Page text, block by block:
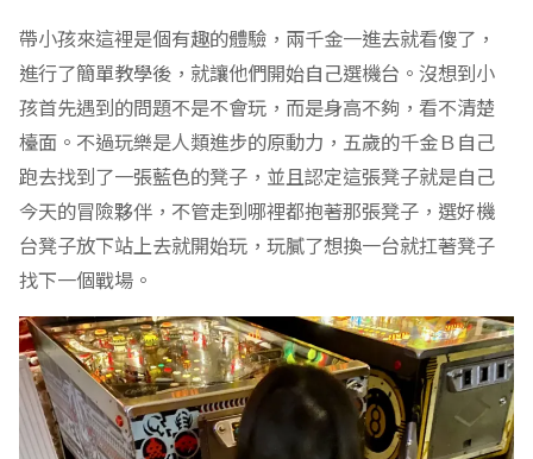
帶小孩來這裡是個有趣的體驗，兩千金一進去就看傻了，
進行了簡單教學後，就讓他們開始自己選機台。沒想到小
孩首先遇到的問題不是不會玩，而是身高不夠，看不清楚
檯面。不過玩樂是人類進步的原動力，五歲的千金Ｂ自己
跑去找到了一張藍色的凳子，並且認定這張凳子就是自己
今天的冒險夥伴，不管走到哪裡都抱著那張凳子，選好機
台凳子放下站上去就開始玩，玩膩了想換一台就扛著凳子
找下一個戰場。